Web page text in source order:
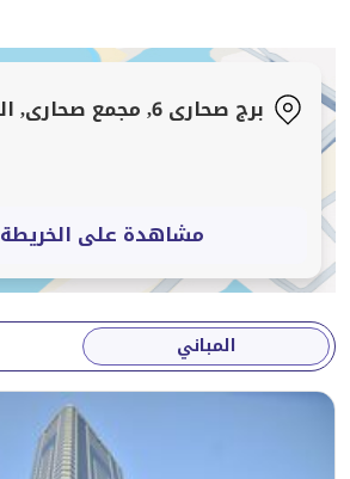
برج صحارى 6, مجمع صحارى, النهدة, الشارقة
مشاهدة على الخريطة
المباني